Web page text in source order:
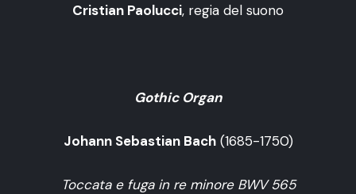
Cristian Paolucci, regia del suono
Gothic Organ
Johann Sebastian Bach(1685-1750)
Toccata e fuga in re minore BWV 565